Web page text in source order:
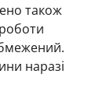
також
наразі